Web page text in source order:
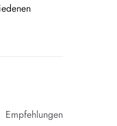
Empfehlungen